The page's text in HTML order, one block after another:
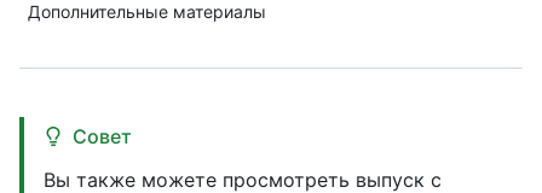
Дополнительные материалы
Совет
Вы также можете просмотреть выпуск с